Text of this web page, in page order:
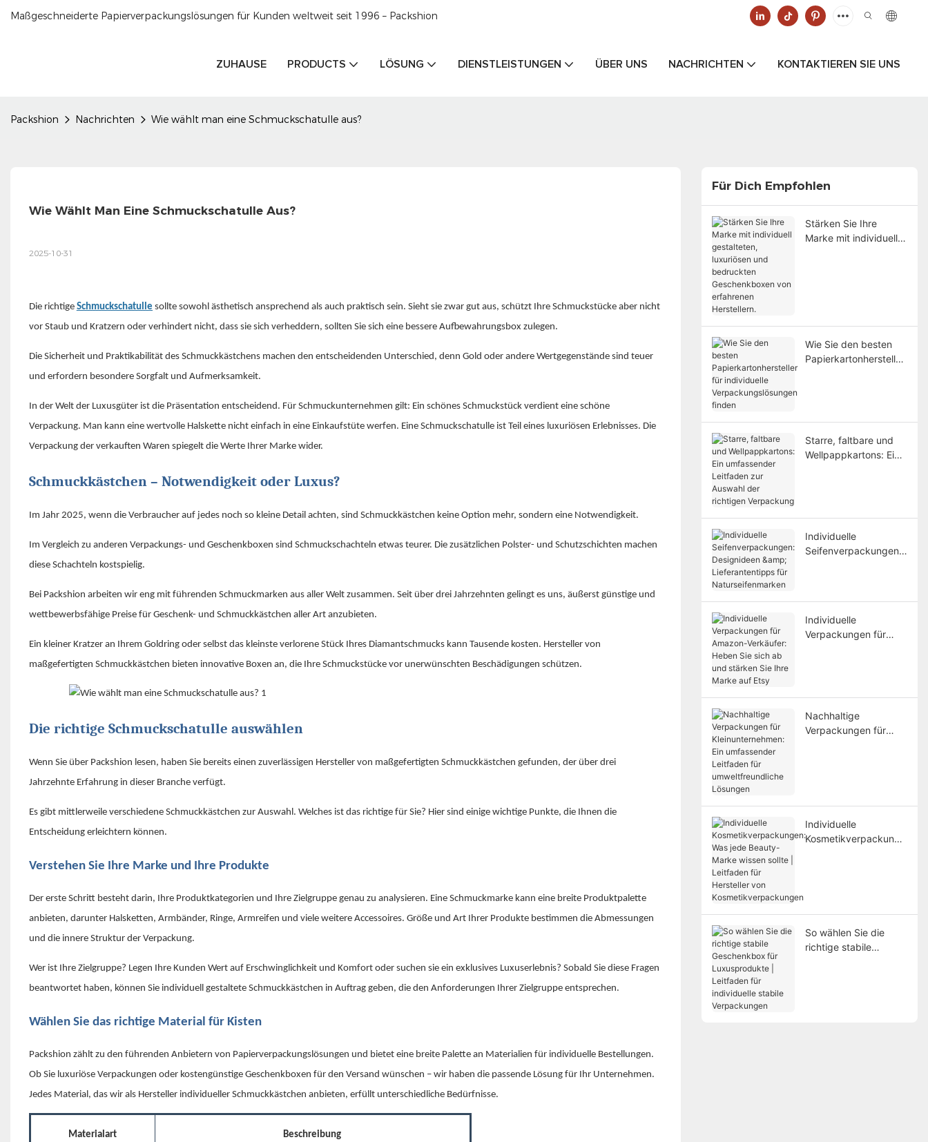
Maßgeschneiderte Papierverpackungslösungen für Kunden weltweit seit 1996 – Packshion
ZUHAUSE PRODUCTS LÖSUNG DIENSTLEISTUNGEN ÜBER UNS NACHRICHTEN KONTAKTIEREN SIE UNS
Packshion Nachrichten Wie wählt man eine Schmuckschatulle aus?
Wie Wählt Man Eine Schmuckschatulle Aus?
2025-10-31
Die richtige Schmuckschatulle sollte sowohl ästhetisch ansprechend als auch praktisch sein. Sieht sie zwar gut aus, schützt Ihre Schmuckstücke aber nicht
vor Staub und Kratzern oder verhindert nicht, dass sie sich verheddern, sollten Sie sich eine bessere Aufbewahrungsbox zulegen.
Die Sicherheit und Praktikabilität des Schmuckkästchens machen den entscheidenden Unterschied, denn Gold oder andere Wertgegenstände sind teuer
und erfordern besondere Sorgfalt und Aufmerksamkeit.
In der Welt der Luxusgüter ist die Präsentation entscheidend. Für Schmuckunternehmen gilt: Ein schönes Schmuckstück verdient eine schöne
Verpackung. Man kann eine wertvolle Halskette nicht einfach in eine Einkaufstüte werfen. Eine Schmuckschatulle ist Teil eines luxuriösen Erlebnisses. Die
Verpackung der verkauften Waren spiegelt die Werte Ihrer Marke wider.
Schmuckkästchen – Notwendigkeit oder Luxus?
Im Jahr 2025, wenn die Verbraucher auf jedes noch so kleine Detail achten, sind Schmuckkästchen keine Option mehr, sondern eine Notwendigkeit.
Im Vergleich zu anderen Verpackungs- und Geschenkboxen sind Schmuckschachteln etwas teurer. Die zusätzlichen Polster- und Schutzschichten machen
diese Schachteln kostspielig.
Bei Packshion arbeiten wir eng mit führenden Schmuckmarken aus aller Welt zusammen. Seit über drei Jahrzehnten gelingt es uns, äußerst günstige und
wettbewerbsfähige Preise für Geschenk- und Schmuckkästchen aller Art anzubieten.
Ein kleiner Kratzer an Ihrem Goldring oder selbst das kleinste verlorene Stück Ihres Diamantschmucks kann Tausende kosten. Hersteller von
maßgefertigten Schmuckkästchen bieten innovative Boxen an, die Ihre Schmuckstücke vor unerwünschten Beschädigungen schützen.
Die richtige Schmuckschatulle auswählen
Wenn Sie über Packshion lesen, haben Sie bereits einen zuverlässigen Hersteller von maßgefertigten Schmuckkästchen gefunden, der über drei
Jahrzehnte Erfahrung in dieser Branche verfügt.
Es gibt mittlerweile verschiedene Schmuckkästchen zur Auswahl. Welches ist das richtige für Sie? Hier sind einige wichtige Punkte, die Ihnen die
Entscheidung erleichtern können.
Verstehen Sie Ihre Marke und Ihre Produkte
Der erste Schritt besteht darin, Ihre Produktkategorien und Ihre Zielgruppe genau zu analysieren. Eine Schmuckmarke kann eine breite Produktpalette
anbieten, darunter Halsketten, Armbänder, Ringe, Armreifen und viele weitere Accessoires. Größe und Art Ihrer Produkte bestimmen die Abmessungen
und die innere Struktur der Verpackung.
Wer ist Ihre Zielgruppe? Legen Ihre Kunden Wert auf Erschwinglichkeit und Komfort oder suchen sie ein exklusives Luxuserlebnis? Sobald Sie diese Fragen
beantwortet haben, können Sie individuell gestaltete Schmuckkästchen in Auftrag geben, die den Anforderungen Ihrer Zielgruppe entsprechen.
Wählen Sie das richtige Material für Kisten
Packshion zählt zu den führenden Anbietern von Papierverpackungslösungen und bietet eine breite Palette an Materialien für individuelle Bestellungen.
Ob Sie luxuriöse Verpackungen oder kostengünstige Geschenkboxen für den Versand wünschen – wir haben die passende Lösung für Ihr Unternehmen.
Jedes Material, das wir als Hersteller individueller Schmuckkästchen anbieten, erfüllt unterschiedliche Bedürfnisse.
Materialart Beschreibung
Für Dich Empfohlen
Stärken Sie Ihre
Marke mit individuell
Wie Sie den besten
Papierkartonhersteller
Starre, faltbare und
Wellpappkartons: Ein
Individuelle
Seifenverpackungen:
Individuelle
Verpackungen für
Nachhaltige
Verpackungen für
Individuelle
Kosmetikverpackunge
So wählen Sie die
richtige stabile